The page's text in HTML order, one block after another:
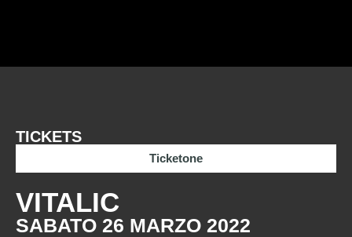
VITALIC
SABATO 26 MARZO 2022
TICKETS
Ticketone